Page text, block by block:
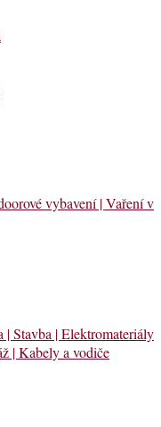
vybavení | Vaření v
| Stavba | Elektromateriály
| Kabely a vodiče